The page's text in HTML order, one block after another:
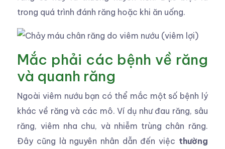
trong quá trình đánh răng hoặc khi ăn uống.
Mắc phải các bệnh về răng
và quanh răng
Ngoài viêm nướu bạn có thể mắc một số bệnh lý
khác về răng và các mô. Ví dụ như đau răng, sâu
răng, viêm nha chu, và nhiễm trùng chân răng.
Đây cũng là nguyên nhân dẫn đến việc thường